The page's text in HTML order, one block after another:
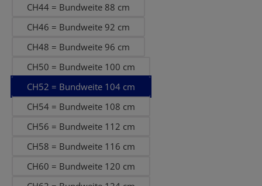
CH44 = Bundweite 88 cm
CH46 = Bundweite 92 cm
CH48 = Bundweite 96 cm
CH50 = Bundweite 100 cm
CH52 = Bundweite 104 cm
CH54 = Bundweite 108 cm
CH56 = Bundweite 112 cm
CH58 = Bundweite 116 cm
CH60 = Bundweite 120 cm